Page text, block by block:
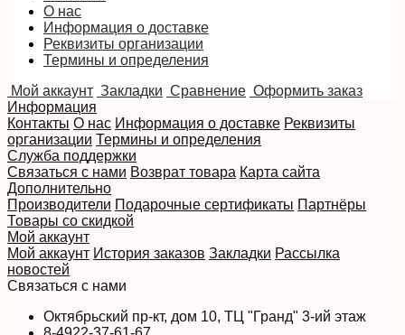
О нас
Информация о доставке
Реквизиты организации
Термины и определения
Мой аккаунт Закладки Сравнение Оформить заказ
Информация
Контакты О нас Информация о доставке Реквизиты
организации Термины и определения
Служба поддержки
Связаться с нами Возврат товара Карта сайта
Дополнительно
Производители Подарочные сертификаты Партнёры
Товары со скидкой
Мой аккаунт
Мой аккаунт История заказов Закладки Рассылка
новостей
Связаться с нами
Октябрьский пр-кт, дом 10, ТЦ "Гранд" 3-ий этаж